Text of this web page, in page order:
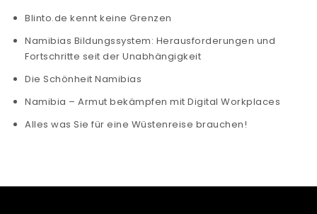
Blinto.de kennt keine Grenzen
Namibias Bildungssystem: Herausforderungen und
Fortschritte seit der Unabhängigkeit
Die Schönheit Namibias
Namibia – Armut bekämpfen mit Digital Workplaces
Alles was Sie für eine Wüstenreise brauchen!